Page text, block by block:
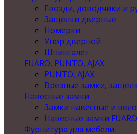
Гвозди, доводчики и
Защелки дверные
Номерки
Упор дверной
Шпингалет
FUARO, PUNTO, AJAX
PUNTO, AJAX
Врезные замки,
Навесные замки
Замки навесные и
Навесные замки FUARO
Фурнитура для мебели